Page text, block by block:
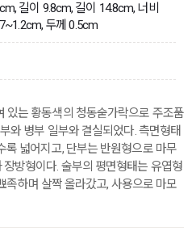
길이 9.8cm, 길이 14.8cm, 너비
두께 0.5cm
있는 황동색의 청동숟가락으로 주조품
와 병부 일부와 결실되었다. 측면형태
록 넓어지고, 단부는 반원형으로 마무
방형이다. 술부의 평면형태는 유엽형
족하며 살짝 올라갔고, 사용으로 마모